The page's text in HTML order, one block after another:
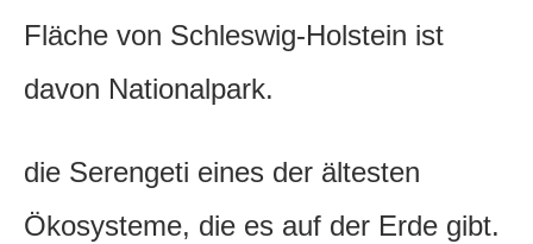
Fläche von Schleswig-Holstein ist
davon Nationalpark.
die Serengeti eines der ältesten
Ökosysteme, die es auf der Erde gibt.